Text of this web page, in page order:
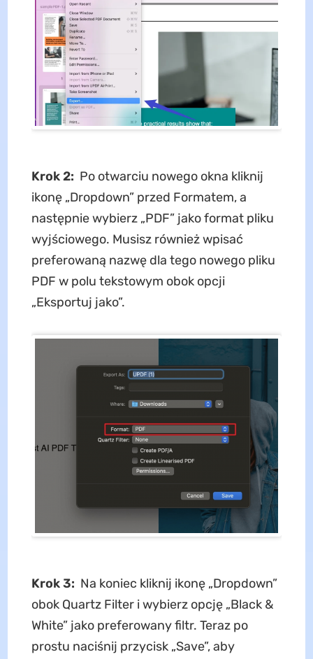
Krok 2: Po otwarciu nowego okna kliknij
ikonę „Dropdown” przed Formatem, a
następnie wybierz „PDF” jako format pliku
wyjściowego. Musisz również wpisać
preferowaną nazwę dla tego nowego pliku
PDF w polu tekstowym obok opcji
„Eksportuj jako”.
Krok 3: Na koniec kliknij ikonę „Dropdown”
obok Quartz Filter i wybierz opcję „Black &
White” jako preferowany filtr. Teraz po
prostu naciśnij przycisk „Save”, aby